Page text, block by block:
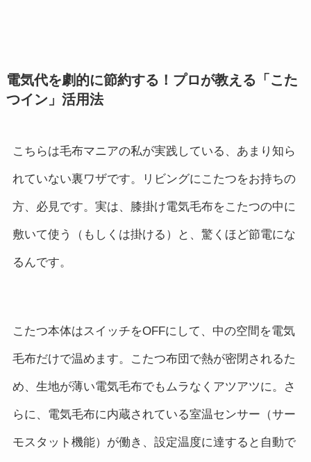
電気代を劇的に節約する！プロが教える「こた
つイン」活用法
こちらは毛布マニアの私が実践している、あまり知ら
れていない裏ワザです。リビングにこたつをお持ちの
方、必見です。実は、膝掛け電気毛布をこたつの中に
敷いて使う（もしくは掛ける）と、驚くほど節電にな
るんです。
こたつ本体はスイッチをOFFにして、中の空間を電気
毛布だけで温めます。こたつ布団で熱が密閉されるた
め、生地が薄い電気毛布でもムラなくアツアツに。さ
らに、電気毛布に内蔵されている室温センサー（サー
モスタット機能）が働き、設定温度に達すると自動で